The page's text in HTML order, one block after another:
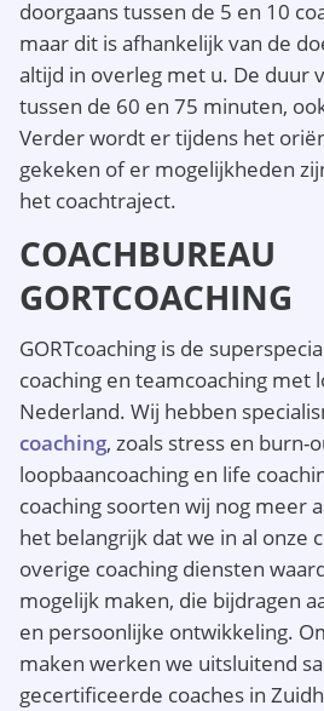
doorgaans tussen de 5 en 10
maar dit is afhankelijk van de
altijd in overleg met u. De duur
tussen de 60 en 75 minuten,
Verder wordt er tijdens het
gekeken of er mogelijkheden
het coachtraject.
COACHBUREAU
GORTCOACHING
GORTcoaching is de
coaching en teamcoaching met
Nederland. Wij hebben
coaching, zoals stress en burn-
loopbaancoaching en life
coaching soorten wij nog meer
het belangrijk dat we in al onze
overige coaching diensten
mogelijk maken, die bijdragen
en persoonlijke ontwikkeling.
maken werken we uitsluitend
gecertificeerde coaches in